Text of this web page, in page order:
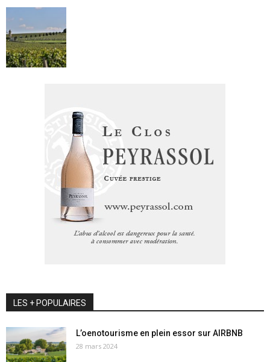
LES + POPULAIRES
L’oenotourisme en plein essor sur AIRBNB
28 mars 2024